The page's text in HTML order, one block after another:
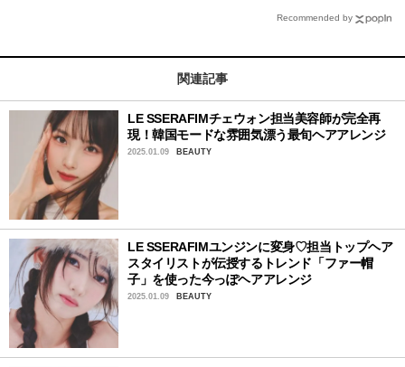
Recommended by
関連記事
LE SSERAFIMチェウォン担当美容師が完全再
現！韓国モードな雰囲気漂う最旬ヘアアレンジ
2025.01.09 BEAUTY
LE SSERAFIMユンジンに変身♡担当トップヘア
スタイリストが伝授するトレンド「ファー帽
子」を使った今っぽヘアアレンジ
2025.01.09 BEAUTY